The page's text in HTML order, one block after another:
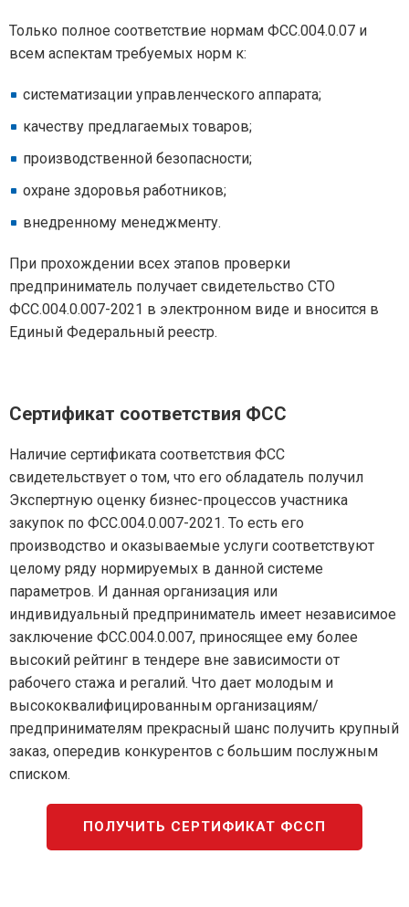
Только полное соответствие нормам ФСС.004.0.07 и
всем аспектам требуемых норм к:
систематизации управленческого аппарата;
качеству предлагаемых товаров;
производственной безопасности;
охране здоровья работников;
внедренному менеджменту.
При прохождении всех этапов проверки
предприниматель получает свидетельство СТО
ФСС.004.0.007-2021 в электронном виде и вносится в
Единый Федеральный реестр.
Сертификат соответствия ФСС
Наличие сертификата соответствия ФСС
свидетельствует о том, что его обладатель получил
Экспертную оценку бизнес-процессов участника
закупок по ФСС.004.0.007-2021. То есть его
производство и оказываемые услуги соответствуют
целому ряду нормируемых в данной системе
параметров. И данная организация или
индивидуальный предприниматель имеет независимое
заключение ФСС.004.0.007, приносящее ему более
высокий рейтинг в тендере вне зависимости от
рабочего стажа и регалий. Что дает молодым и
высококвалифицированным организациям/
предпринимателям прекрасный шанс получить крупный
заказ, опередив конкурентов с большим послужным
списком.
ПОЛУЧИТЬ СЕРТИФИКАТ ФССП